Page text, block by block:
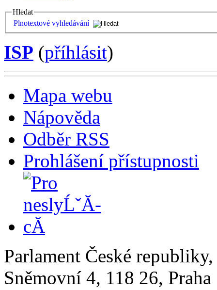
Hledat
Plnotextové vyhledávání
ISP (příhlásit)
Mapa webu
Nápověda
Odběr RSS
Prohlášení přístupnosti
Parlament České
Sněmovní 4, 118 26,